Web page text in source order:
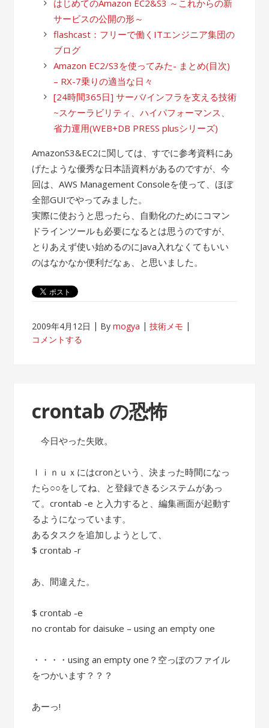
はじめてのAmazon EC2&S3 ～これからの新
サービスの公開の形～
flashcast：フリーで働くITエンジニア集団の
ブログ
Amazon EC2/S3を使ってみた- まとめ(目次)
– RX-7乗りの適当な日々
[24時間365日] サーバ/インフラを支える技術
~スケーラビリティ、ハイパフォーマンス、
省力運用(WEB+DB PRESS plusシリーズ)
AmazonS3&EC2に関しては、すでに参考資料にあ
げたような優秀な日本語資料があるのですが、今
回は、AWS Management Consoleを使って、ほぼ
全部GUIでやってみました。
実際に使おうと思ったら、自動化のためにコマン
ドラインツールも必要になるとは思うのですが、
とりあえず使い始めるのにJava入れなくてもいい
のはなかなか便利だなぁ、と思いました。
2009年4月12日 Bymogya
技術メモ
コメントする
crontab の恐怖
今日やった失敗。
ｌｉｎｕｘにはcronという、決まった時間になっ
たら○○をしてね、と登録できるシステムがあっ
て。crontab -e と入力すると、編集画面が起動す
るようになっています。
あるタスクを追加しようとして、
$ crontab -r
あ、間違えた。
$ crontab -e
no crontab for daisuke – using an empty one
・・・・using an empty one？空っぽのファイル
をつかいます？？？
あーっ!